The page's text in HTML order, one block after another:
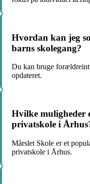
Hvordan kan jeg
barns skolegang?
Du kan bruge
opdateret.
Hvilke muligheder
privatskole i
Mårslet Skole er et
privatskole i Århus.